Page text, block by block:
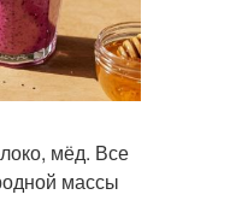
мёд. Все
массы